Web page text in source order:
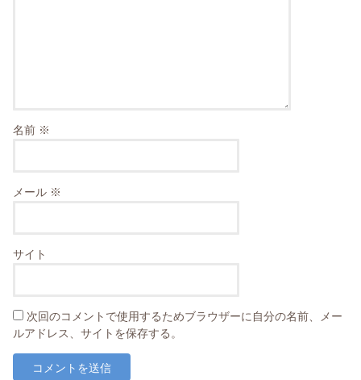
名前 ※
メール ※
サイト
次回のコメントで使用するためブラウザーに自分の名前、メー
ルアドレス、サイトを保存する。